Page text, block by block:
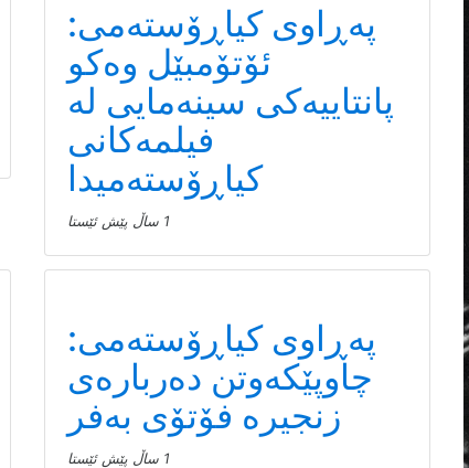
پەڕاوی کیاڕۆستەمی:
ئۆتۆمبێل وەکو
پانتاییەکی سینەمایی لە
فیلمەکانی
کیاڕۆستەمیدا
1 ساڵ پێش ئێستا
پەڕاوی کیاڕۆستەمی:
چاوپێکەوتن دەربارەی
زنجیرە فۆتۆی بەفر
1 ساڵ پێش ئێستا